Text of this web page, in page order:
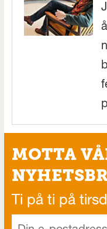
MOTTA
Ti på ti på